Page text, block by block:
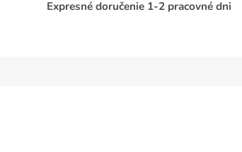
Expresné doručenie 1-2 pracovné dni